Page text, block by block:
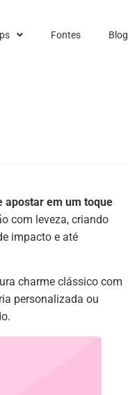
Fontes Blog
apostar em um toque
com leveza, criando
impacto e até
charme clássico com
personalizada ou